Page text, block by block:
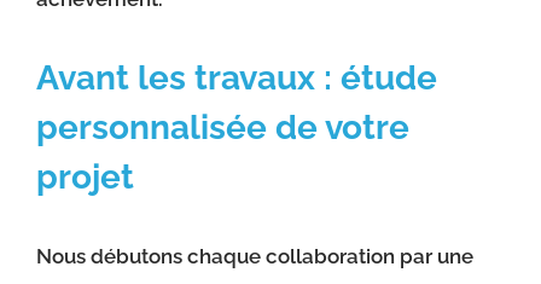
Avant les travaux : étude
personnalisée de votre
projet
Nous débutons chaque collaboration par une